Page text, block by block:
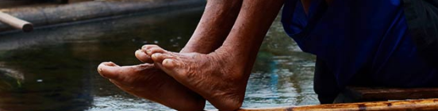
llegamos a las bodas de
MARÍA Y RAMÓN